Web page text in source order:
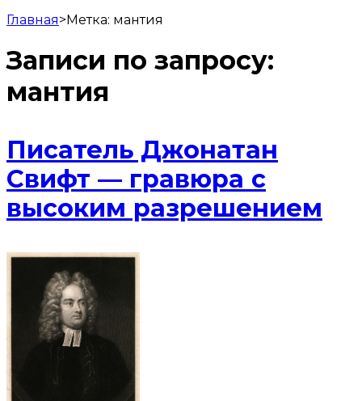
Главная>Метка: мантия
Записи по запросу:
мантия
Писатель Джонатан
Свифт — гравюра с
высоким разрешением